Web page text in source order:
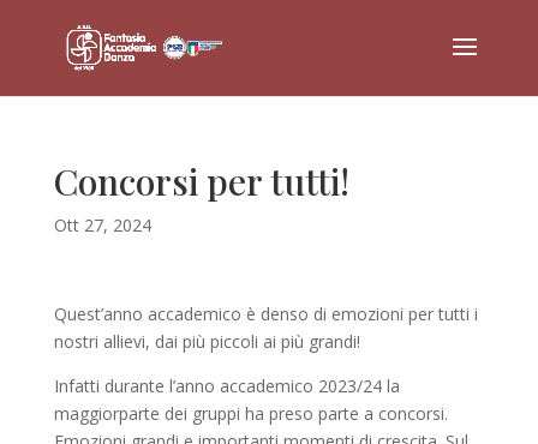
Concorsi per tutti!
Ott 27, 2024
Quest’anno accademico è denso di emozioni per tutti i
nostri allievi, dai più piccoli ai più grandi!
Infatti durante l’anno accademico 2023/24 la
maggiorparte dei gruppi ha preso parte a concorsi.